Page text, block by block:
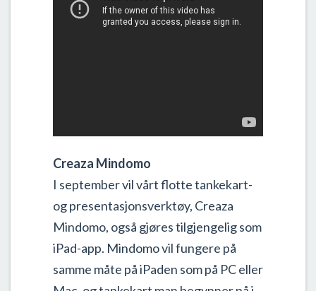
Creaza Mindomo
I september vil vårt flotte tankekart-
og presentasjonsverktøy, Creaza
Mindomo, også gjøres tilgjengelig som
iPad-app. Mindomo vil fungere på
samme måte på iPaden som på PC eller